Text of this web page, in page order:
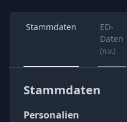
Stammdaten
ED-
Daten
(n.v.)
Stammdaten
Personalien